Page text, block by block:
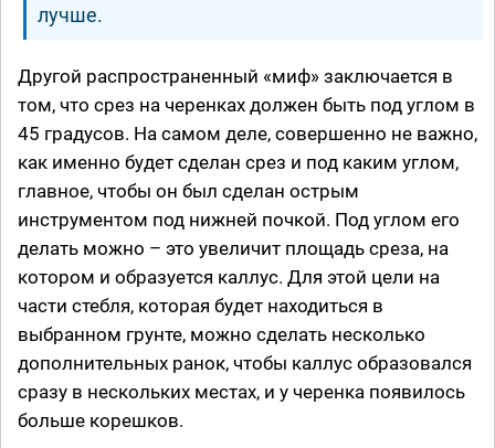
лучше.
Другой распространенный «миф» заключается в
том, что срез на черенках должен быть под углом в
45 градусов. На самом деле, совершенно не важно,
как именно будет сделан срез и под каким углом,
главное, чтобы он был сделан острым
инструментом под нижней почкой. Под углом его
делать можно – это увеличит площадь среза, на
котором и образуется каллус. Для этой цели на
части стебля, которая будет находиться в
выбранном грунте, можно сделать несколько
дополнительных ранок, чтобы каллус образовался
сразу в нескольких местах, и у черенка появилось
больше корешков.